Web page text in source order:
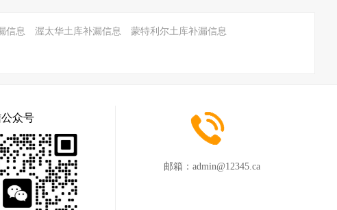
信息 渥太华土库补漏信息
蒙特利尔土库补漏信息
众号
邮箱： admin@12345.ca